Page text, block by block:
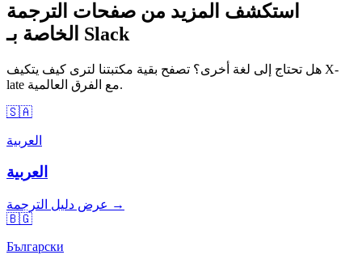
استكشف المزيد من صفحات الترجمة
الخاصة بـ Slack
هل تحتاج إلى لغة أخرى؟ تصفح بقية مكتبتنا لترى كيف يتكيف X-
late مع الفرق العالمية.
🇸🇦
العربية
العربية
عرض دليل الترجمة →
🇧🇬
Български